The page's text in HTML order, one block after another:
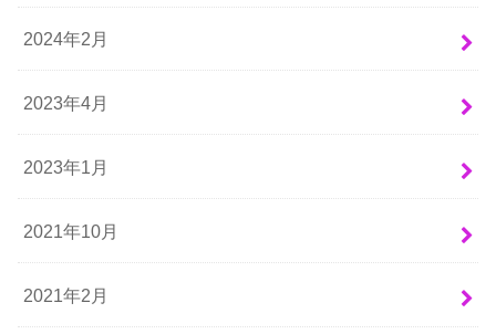
2024年2月
2023年4月
2023年1月
2021年10月
2021年2月